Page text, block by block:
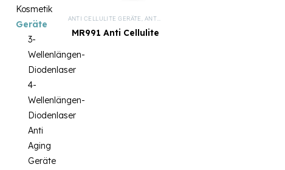
Kosmetik
Geräte
3-
Wellenlängen-
Diodenlaser
4-
Wellenlängen-
Diodenlaser
Anti
Aging
Geräte
ANTI CELLULITE GERÄTE ANTI AGING GERÄTE
MR991 Anti Cellulite